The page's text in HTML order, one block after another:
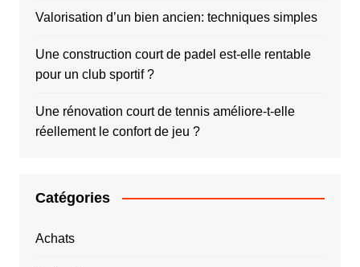
Valorisation d’un bien ancien: techniques simples
Une construction court de padel est-elle rentable
pour un club sportif ?
Une rénovation court de tennis améliore-t-elle
réellement le confort de jeu ?
Catégories
Achats